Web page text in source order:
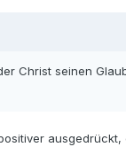
Christ seinen
ausgedrückt,